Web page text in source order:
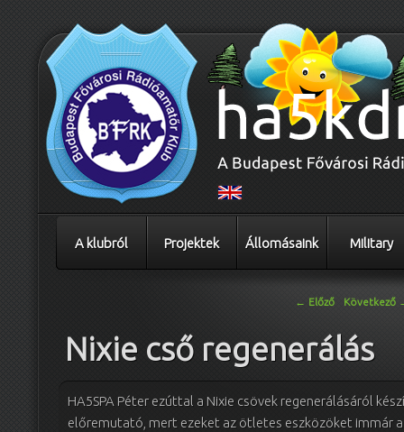
A klubról Projektek Állomásaink Military
← Előző Következő
Nixie cső regenerálás
HA5SPA Péter ezúttal a Nixie csövek regenerálásáról
előremutató, mert ezeket az ötletes eszközöket immár a